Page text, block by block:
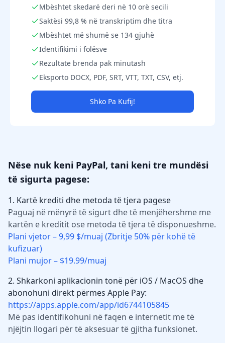
Mbështet skedarë deri në 10 orë secili
Saktësi 99,8 % në transkriptim dhe titra
Mbështet më shumë se 134 gjuhë
Identifikimi i folësve
Rezultate brenda pak minutash
Eksporto DOCX, PDF, SRT, VTT, TXT, CSV, etj.
Shko Pa Kufij!
Nëse nuk keni PayPal, tani keni tre mundësi
të sigurta pagese:
1. Kartë krediti dhe metoda të tjera pagese
Paguaj në mënyrë të sigurt dhe të menjëhershme me
kartën e kreditit ose metoda të tjera të disponueshme.
Plani vjetor – 9,99 $/muaj (Zbritje 50% për kohë të
kufizuar)
Plani mujor – $19.99/muaj
2. Shkarkoni aplikacionin tonë për iOS / MacOS dhe
abonohuni direkt përmes Apple Pay:
https://apps.apple.com/app/id6744105845
Më pas identifikohuni në faqen e internetit me të
njëjtin llogari për të aksesuar të gjitha funksionet.